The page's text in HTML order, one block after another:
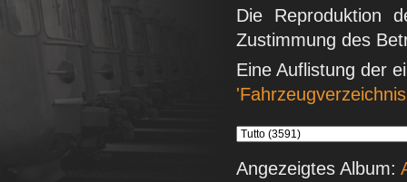
Die Reproduktion
Zustimmung des
Eine Auflistung der
Angezeigtes Album: